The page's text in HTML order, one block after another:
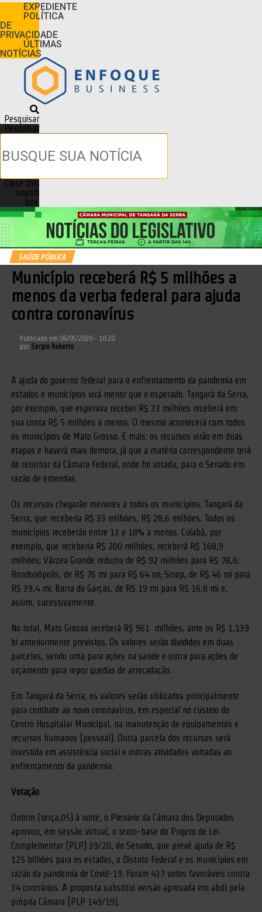
EXPEDIENTE
POLÍTICA
DE
PRIVACIDADE
ÚLTIMAS
NOTÍCIAS
Pesquisar
Pesquisar
Close this
search
box.
SAÚDE PÚBLICA
Município receberá R$ 5 milhões a
menos da verba federal para ajuda
contra coronavírus
Publicado em 06/05/2020 - 10:20
por Sergio Roberto
A ajuda do governo federal para o enfrentamento da pandemia em
estados e municípios virá menor que o esperado. Tangará da Serra,
por exemplo, que esperava receber R$ 33 milhões receberá em
sua conta R$ 5 milhões a menos. O mesmo acontecerá com todos
os municípios de Mato Grosso. E mais: os recursos virão em duas
etapas e haverá mais demora, já que a matéria correspondente terá
de retornar da Câmara Federal, onde foi votada, para o Senado em
razão de emendas.
Os recursos chegarão menores a todos os municípios. Tangará da
Serra, que receberia R$ 33 milhões, R$ 28,6 milhões. Todos os
municípios receberão entre 13 e 18% a menos. Cuiabá, por
exemplo, que receberia R$ 200 milhões, receberá R$ 168,9
milhões; Várzea Grande reduziu de R$ 92 milhões para R$ 78,6;
Rondonópolis, de R$ 76 mi para R$ 64 mi; Sinop, de R$ 46 mi para
R$ 39,4 mi; Barra do Garças, de R$ 19 mi para R$ 16,8 mi e,
assim, sucessivamente.
No total, Mato Grosso receberá R$ 961 milhões, ante os R$ 1,139
bi anteriormente previstos. Os valores serão divididos em duas
parcelas, sendo uma para ações na saúde e outra para ações de
orçamento para repor quedas de arrecadação.
Em Tangará da Serra, os valores serão utilizados principalmente
para combate ao novo coronavírus, em especial no custeio do
Centro Hospitalar Municipal, na manutenção de equipamentos e
recursos humanos (pessoal). Outra parcela dos recursos será
investida em assistência social e outras atividades voltadas ao
enfrentamento da pandemia.
Votação
Ontem (terça,05) à noite, o Plenário da Câmara dos Deputados
aprovou, em sessão virtual, o texto-base do Projeto de Lei
Complementar (PLP) 39/20, do Senado, que prevê ajuda de R$
125 bilhões para os estados, o Distrito Federal e os municípios em
razão da pandemia de Covid-19. Foram 437 votos favoráveis contra
34 contrários. A proposta substitui versão aprovada em abril pela
própria Câmara (PLP 149/19).